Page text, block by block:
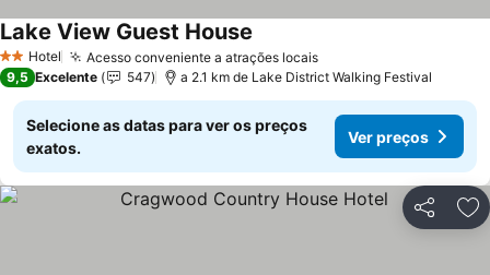
2 Estrelas
Hotel Acesso conveniente a atrações locaisVer preços
Lake View Guest House
9,5 Excelente 547 a 2.1 km de Lake District Walking Festival
Selecione as datas para ver os preços
exatos.
Ver preços
Partilhar